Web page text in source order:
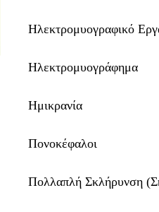
Ηλεκτρομυογραφικό
Ηλεκτρομυογράφημα
Ημικρανία
Πονοκέφαλοι
Πολλαπλή Σκλήρυνση